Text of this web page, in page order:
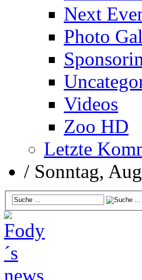
Next
Photo
Videos
Zoo HD
Letzte
/ Sonntag,